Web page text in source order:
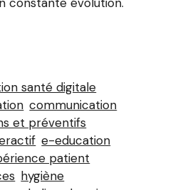
santé digitale
communication
et préventifs
e-education
patient
hygiène